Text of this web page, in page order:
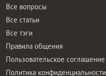
Все вопросы
Все статьи
Все тэги
Правила общения
Пользовательское соглашение
Политика конфиденциальности